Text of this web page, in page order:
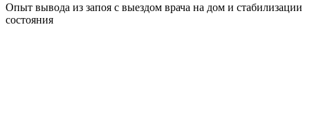
Опыт вывода из запоя с выездом врача на дом и стабилизации
состояния